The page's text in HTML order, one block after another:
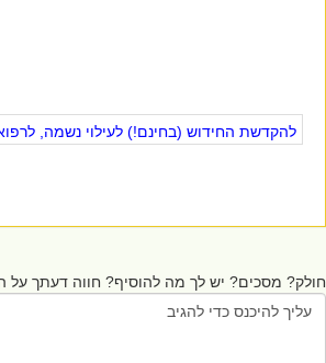
להקדשת החידוש (בחינם!) לעילוי נשמה,
חולק? מסכים? יש לך מה להוסיף? חווה דעתך על